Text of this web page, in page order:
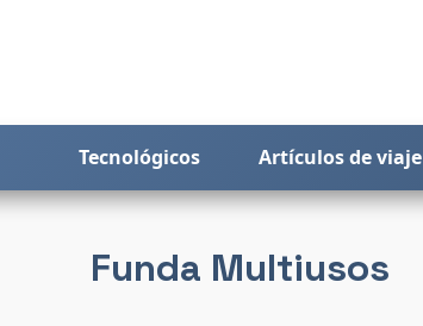
Tecnológicos Artículos de viaje
Funda Multiusos